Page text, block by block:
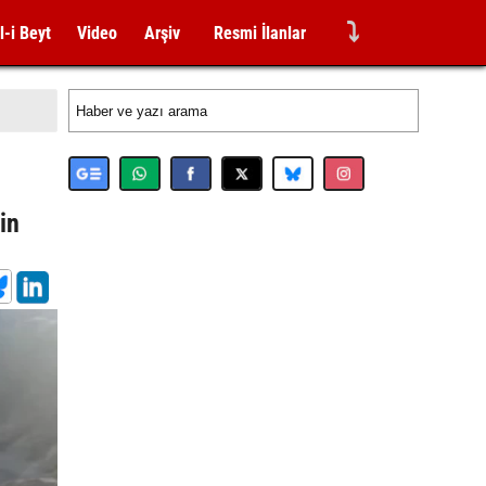
i Beyt Video Arşiv Resmi İlanlar ⤵